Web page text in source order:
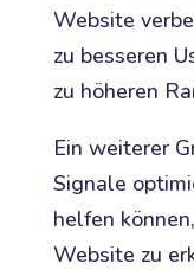
Website
zu besseren
zu höheren
Ein weiterer
Signale
helfen
Website zu